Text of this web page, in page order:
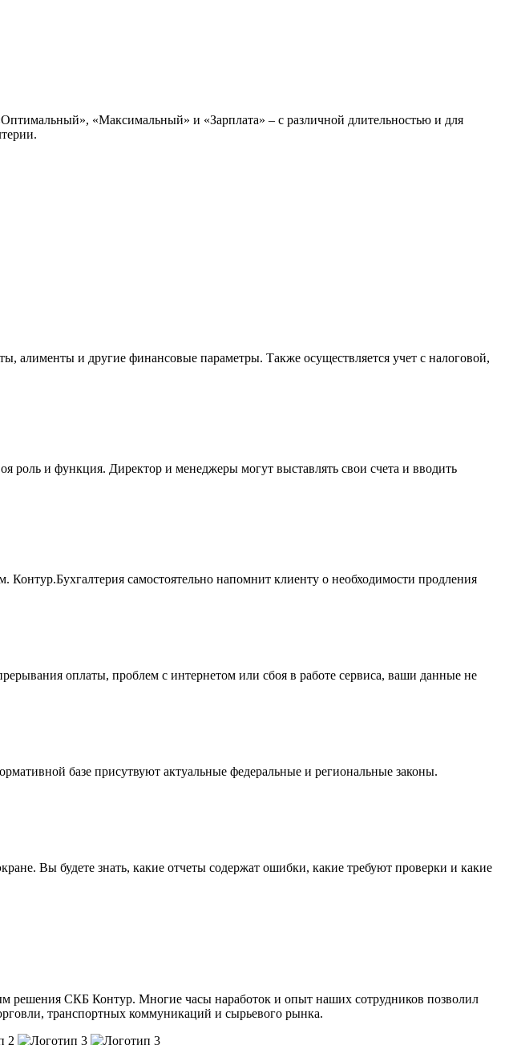
«Максимальный» и «Зарплата» – с различной длительностью и для
алименты и другие финансовые параметры. Также осуществляется учет с налоговой,
роль и функция. Директор и менеджеры могут выставлять свои счета и вводить
самостоятельно напомнит клиенту о необходимости продления
оплаты, проблем с интернетом или сбоя в работе сервиса, ваши данные не
базе присутвуют актуальные федеральные и региональные законы.
Вы будете знать, какие отчеты содержат ошибки, какие требуют проверки и какие
решения СКБ Контур. Многие часы наработок и опыт наших сотрудников позволил
транспортных коммуникаций и сырьевого рынка.